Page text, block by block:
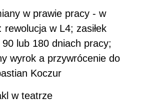
w prawie pracy - w
rewolucja w L4; zasiłek
lub 180 dniach pracy;
wyrok a przywrócenie do
Koczur
w teatrze